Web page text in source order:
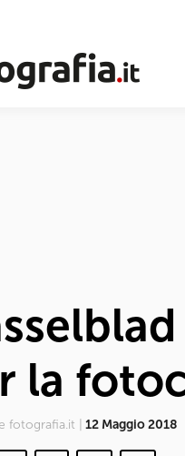
la
fotografia.it | 12 Maggio 2018